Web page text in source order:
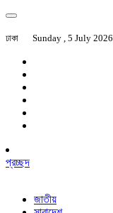
ঢাকা Sunday , 5 July 2026
প্রচ্ছদ
জাতীয়